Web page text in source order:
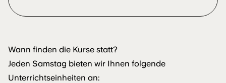
Wann finden die Kurse statt?
Jeden Samstag bieten wir Ihnen folgende
Unterrichtseinheiten an: